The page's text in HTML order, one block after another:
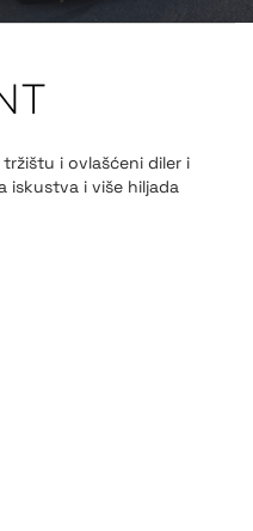
i ovlašćeni diler i
iskustva i više hiljada